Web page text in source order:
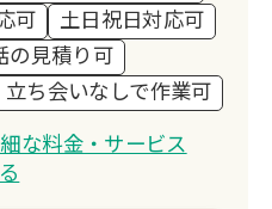
可
土日祝日対応可
の見積り可
立ち会いなしで作業可
な料金・サービス